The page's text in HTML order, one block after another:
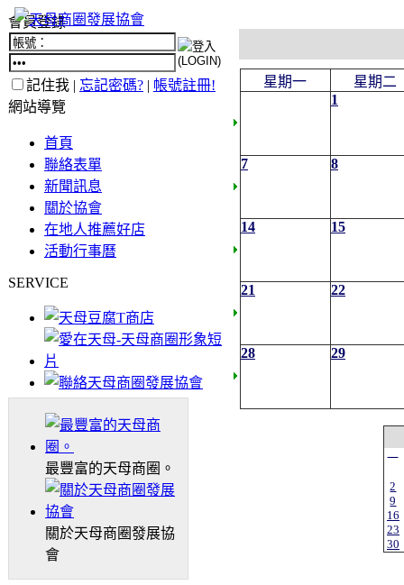
會員登錄
記住我 | 忘記密碼? | 帳號註冊!
網站導覽
首頁
聯絡表單
新聞訊息
關於協會
在地人推薦好店
活動行事曆
SERVICE
最豐富的天母商圈。
關於天母商圈發展協
會
星期一
星期二
1
7 8
14 15
21 22
28 29
一
2
9
16
23
30